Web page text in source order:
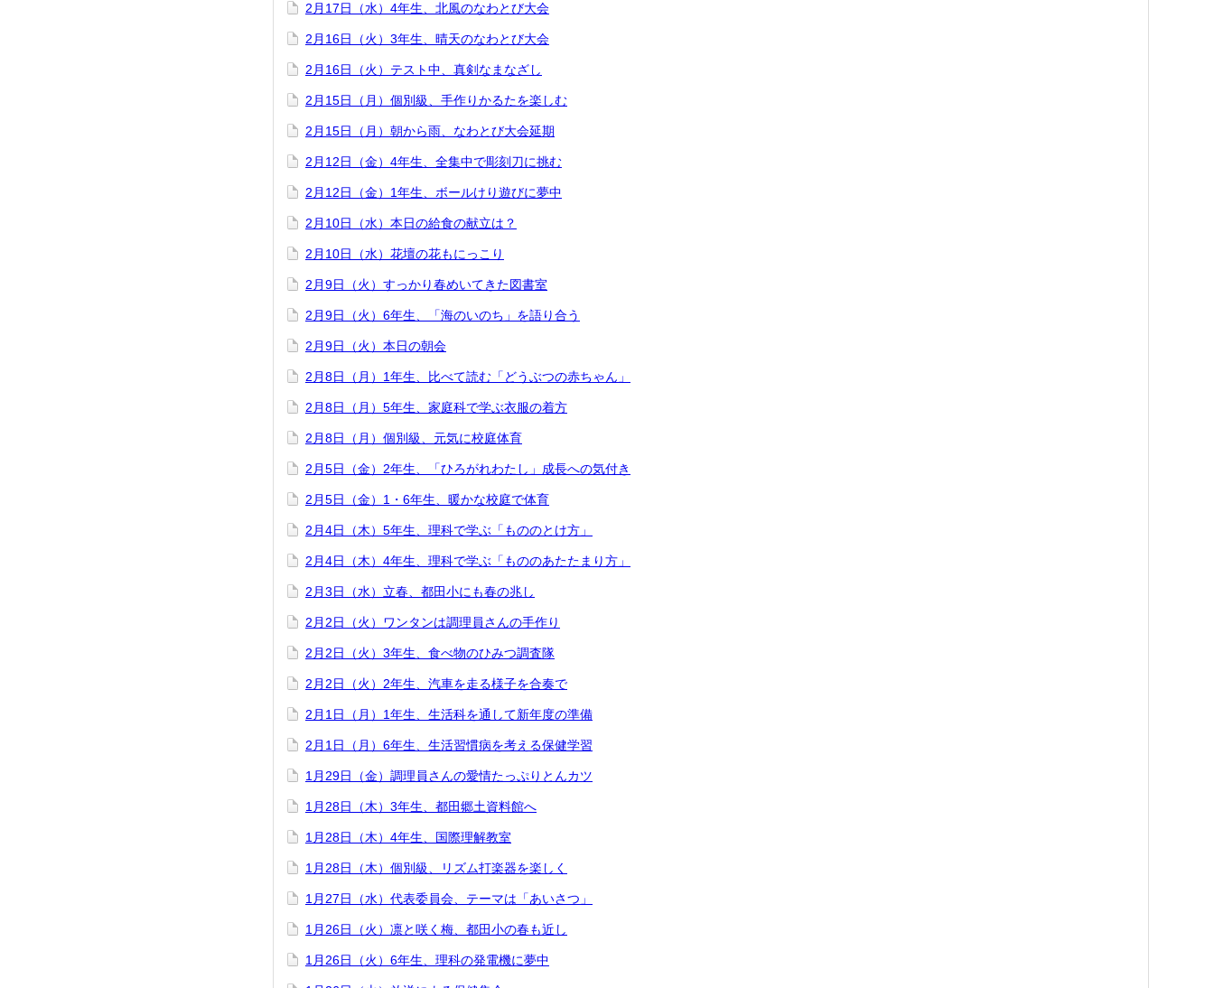
2月17日（水）4年生、北風のなわとび大会
2月16日（火）3年生、晴天のなわとび大会
2月16日（火）テスト中、真剣なまなざし
2月15日（月）個別級、手作りかるたを楽しむ
2月15日（月）朝から雨、なわとび大会延期
2月12日（金）4年生、全集中で彫刻刀に挑む
2月12日（金）1年生、ボールけり遊びに夢中
2月10日（水）本日の給食の献立は？
2月10日（水）花壇の花もにっこり
2月9日（火）すっかり春めいてきた図書室
2月9日（火）6年生、「海のいのち」を語り合う
2月9日（火）本日の朝会
2月8日（月）1年生、比べて読む「どうぶつの赤ちゃん」
2月8日（月）5年生、家庭科で学ぶ衣服の着方
2月8日（月）個別級、元気に校庭体育
2月5日（金）2年生、「ひろがれわたし」成長への気付き
2月5日（金）1・6年生、暖かな校庭で体育
2月4日（木）5年生、理科で学ぶ「もののとけ方」
2月4日（木）4年生、理科で学ぶ「もののあたたまり方」
2月3日（水）立春、都田小にも春の兆し
2月2日（火）ワンタンは調理員さんの手作り
2月2日（火）3年生、食べ物のひみつ調査隊
2月2日（火）2年生、汽車を走る様子を合奏で
2月1日（月）1年生、生活科を通して新年度の準備
2月1日（月）6年生、生活習慣病を考える保健学習
1月29日（金）調理員さんの愛情たっぷりとんカツ
1月28日（木）3年生、都田郷土資料館へ
1月28日（木）4年生、国際理解教室
1月28日（木）個別級、リズム打楽器を楽しく
1月27日（水）代表委員会、テーマは「あいさつ」
1月26日（火）凛と咲く梅、都田小の春も近し
1月26日（火）6年生、理科の発電機に夢中